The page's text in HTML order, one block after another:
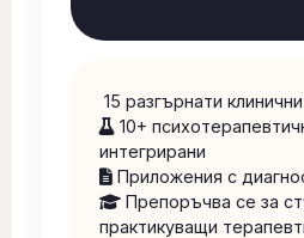
15 разгърнати
10+
интегрирани
Приложения с
Препоръчва се за
практикуващи